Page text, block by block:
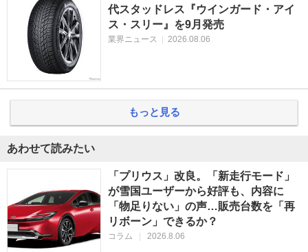
代スタッドレス『ウインガード・アイ
ス・スリー』を9月発売
業界ニュース 2026.08.06
もっと見る
あわせて読みたい
「プリウス」改良。「新走行モード」
が雪国ユーザーから好評も、内容に
「物足りない」の声…販売台数を「再
リボーン」できるか？
コラム 2026.8.06